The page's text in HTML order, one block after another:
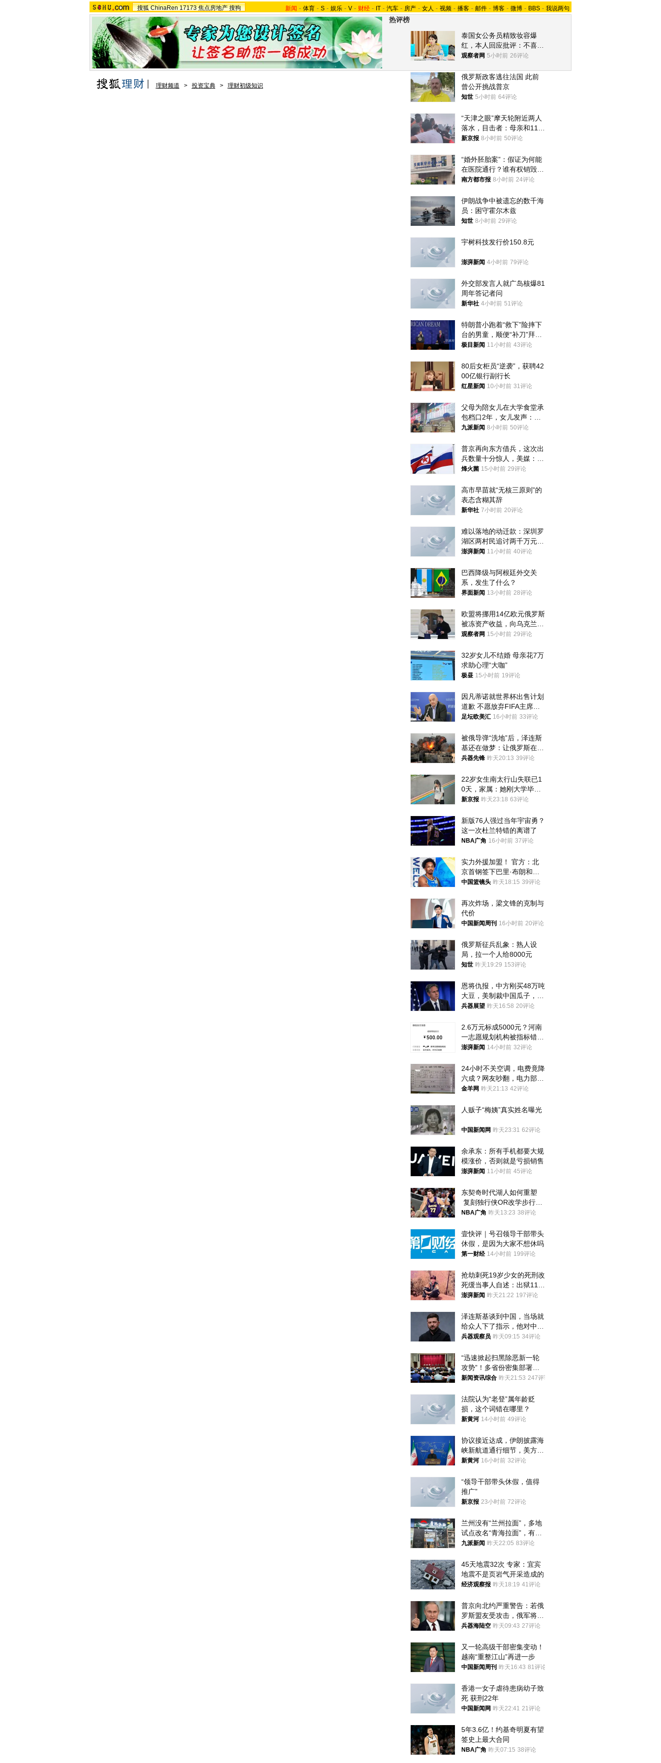
搜狐 ChinaRen 17173 焦点房地产 搜狗 新闻 - 体育 - S - 娱乐 - V - 财经 - IT - 汽车 - 房产 - 女人 - 视频 - 播客 - 邮件 - 博客 - 微博 - BBS - 我说两句
热评榜
泰国女公务员精致妆容爆
红，本人回应批评：不喜欢
就别看
观察者网 5小时前 26评论
俄罗斯政客逃往法国 此前
曾公开挑战普京
知世 5小时前 64评论
“天津之眼”摩天轮附近两人
落水，目击者：母亲和11岁
儿子先后被打捞上岸
新京报 8小时前 50评论
“婚外胚胎案”：假证为何能
在医院通行？谁有权销毁胚
胎？
南方都市报 8小时前 24评论
伊朗战争中被遗忘的数千海
员：困守霍尔木兹
知世 8小时前 29评论
宇树科技发行价150.8元
澎湃新闻 4小时前 79评论
外交部发言人就广岛核爆81
周年答记者问
新华社 4小时前 51评论
特朗普小跑着“救下”险摔下
台的男童，顺便“补刀”拜
登：“我可不想他像拜登一
极目新闻 11小时前 43评论
80后女柜员“逆袭”，获聘42
00亿银行副行长
红星新闻 10小时前 31评论
父母为陪女儿在大学食堂承
包档口2年，女儿发声：初
衷是为了陪伴，毕业后将不
九派新闻 8小时前 50评论
普京再向东方借兵，这次出
兵数量十分惊人，美媒：俄
朝要动真格？
烽火菌 15小时前 29评论
高市早苗就“无核三原则”的
表态含糊其辞
新华社 7小时前 20评论
难以落地的动迁款：深圳罗
湖区两村民追讨两千万元动
迁款八年未果
澎湃新闻 11小时前 40评论
巴西降级与阿根廷外交关
系，发生了什么？
界面新闻 13小时前 28评论
欧盟将挪用14亿欧元俄罗斯
被冻资产收益，向乌克兰提
供援助
观察者网 15小时前 29评论
32岁女儿不结婚 母亲花7万
求助心理“大咖”
极昼 15小时前 19评论
因凡蒂诺就世界杯出售计划
道歉 不愿放弃FIFA主席职
位
足坛欧美汇 16小时前 33评论
被俄导弹“洗地”后，泽连斯
基还在做梦：让俄罗斯在冬
季前求和？
兵器先锋 昨天20:13 39评论
22岁女生南太行山失联已1
0天，家属：她刚大学毕业
想到山里旅行
新京报 昨天23:18 63评论
新版76人强过当年宇宙勇？
这一次杜兰特错的离谱了
NBA广角 16小时前 37评论
实力外援加盟！ 官方：北
京首钢签下巴里·布朗和桑
普森
中国篮镜头 昨天18:15 39评论
再次炸场，梁文锋的克制与
代价
中国新闻周刊 16小时前 20评论
俄罗斯征兵乱象：熟人设
局，拉一个人给8000元
知世 昨天19:29 153评论
恩将仇报，中方刚买48万吨
大豆，美制裁中国瓜子，布
林肯措辞变了
兵器展望 昨天16:58 20评论
2.6万元标成5000元？河南
一志愿规划机构被指标错学
费致考生复读
澎湃新闻 14小时前 32评论
24小时不关空调，电费竟降
六成？网友吵翻，电力部门
回应→
金羊网 昨天21:13 42评论
人贩子“梅姨”真实姓名曝光
中国新闻网 昨天23:31 62评论
余承东：所有手机都要大规
模涨价，否则就是亏损销售
澎湃新闻 11小时前 45评论
东契奇时代湖人如何重塑
复刻独行侠OR改学步行
者？
NBA广角 昨天13:23 38评论
壹快评｜号召领导干部带头
休假，是因为大家不想休吗
第一财经 14小时前 199评论
抢劫刺死19岁少女的死刑改
死缓当事人自述：出狱11年
间始终刻意躲避被害人家属
澎湃新闻 昨天21:22 197评论
泽连斯基谈到中国，当场就
给众人下了指示，他对中国
和中乌关系，显然又有了新
兵器观察员 昨天09:15 34评论
“迅速掀起扫黑除恶新一轮
攻势”！多省份密集部署，
公布举报方式
新闻资讯综合 昨天21:53 247评论
法院认为“老登”属年龄贬
损，这个词错在哪里？
新黄河 14小时前 49评论
协议接近达成，伊朗披露海
峡新航道通行细节，美方再
提“倒计时”
新黄河 16小时前 32评论
“领导干部带头休假，值得
推广”
新京报 23小时前 72评论
兰州没有“兰州拉面”，多地
试点改名“青海拉面”，有商
家改名已两年
九派新闻 昨天22:05 83评论
45天地震32次 专家：宜宾
地震不是页岩气开采造成的
经济观察报 昨天18:19 41评论
普京向北约严重警告：若俄
罗斯盟友受攻击，俄军将动
用核武器保护
兵器海陆空 昨天09:43 27评论
又一轮高级干部密集变动！
越南“重整江山”再进一步
中国新闻周刊 昨天16:43 81评论
香港一女子虐待患病幼子致
死 获刑22年
中国新闻网 昨天22:41 21评论
5年3.6亿！约基奇明夏有望
签史上最大合同
NBA广角 昨天07:15 38评论
理财频道 > 投资宝典 > 理财初级知识